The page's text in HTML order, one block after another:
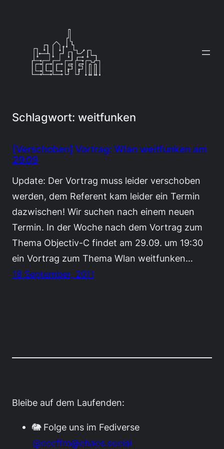
Schlagwort: weitfunken
[Verschoben] Vortrag: Wlan weitfunken am
29.09
Update: Der Vortrag muss leider verschoben
werden, dem Referent kam leider ein Termin
dazwischen! Wir suchen nach einem neuen
Termin. In der Woche nach dem Vortrag zum
Thema Objectiv-C findet am 29.09. um 19:30
ein Vortrag zum Thema Wlan weitfunken…
18 September, 2011
Bleibe auf dem Laufenden:
🐘 Folge uns im Fediverse
@cccffm@chaos.social